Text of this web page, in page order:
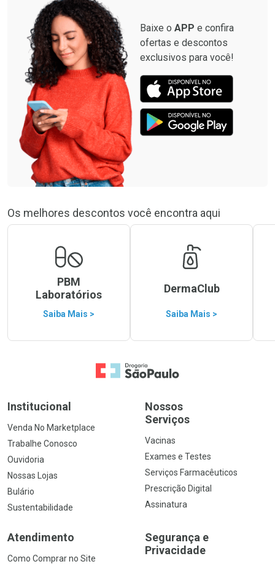
Baixe o APP e confira
ofertas e descontos
exclusivos para você!
Os melhores descontos você encontra aqui
PBM
Laboratórios
Saiba Mais >
DermaClub
Saiba Mais >
Ir para a Home
Institucional
Venda No Marketplace
Trabalhe Conosco
Ouvidoria
Nossas Lojas
Bulário
Sustentabilidade
Nossos
Serviços
Vacinas
Exames e Testes
Serviços Farmacêuticos
Prescrição Digital
Assinatura
Atendimento
Como Comprar no Site
Segurança e
Privacidade